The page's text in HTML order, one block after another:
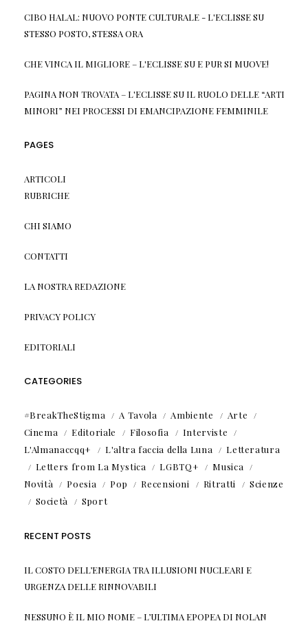
CIBO HALAL: NUOVO PONTE CULTURALE - L'ECLISSESU
STESSO POSTO, STESSA ORA
CHE VINCA IL MIGLIORE – L'ECLISSESU E PUR SI MUOVE!
PAGINA NON TROVATA – L'ECLISSESU IL RUOLO DELLE “ARTI
MINORI” NEI PROCESSI DI EMANCIPAZIONE FEMMINILE
PAGES
ARTICOLI
RUBRICHE
CHI SIAMO
CONTATTI
LA NOSTRA REDAZIONE
PRIVACY POLICY
EDITORIALI
CATEGORIES
#BreakTheStigma A Tavola Ambiente
Arte
Cinema
Editoriale Filosofia
Interviste
L'Almanaccqq+
L'altra faccia della Luna
Letteratura
Letters from La Mystica
LGBTQ+
Musica
Novità
Poesia Pop Recensioni Ritratti
Scienze
Società
Sport
RECENT POSTS
IL COSTO DELL’ENERGIA TRA ILLUSIONI NUCLEARI E
URGENZA DELLE RINNOVABILI
NESSUNO È IL MIO NOME – L’ULTIMA EPOPEA DI NOLAN